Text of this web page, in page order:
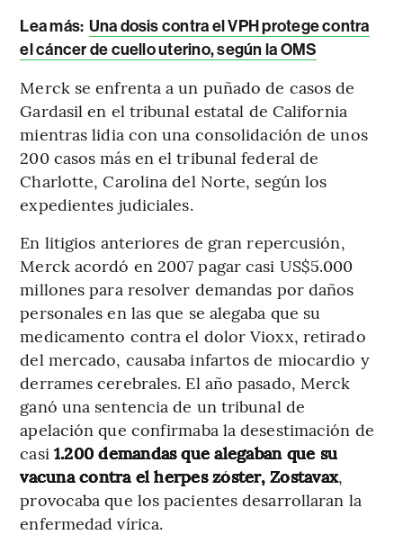
Lea más: Una dosis contra el VPH protege contra
el cáncer de cuello uterino, según la OMS
Merck se enfrenta a un puñado de casos de
Gardasil en el tribunal estatal de California
mientras lidia con una consolidación de unos
200 casos más en el tribunal federal de
Charlotte, Carolina del Norte, según los
expedientes judiciales.
En litigios anteriores de gran repercusión,
Merck acordó en 2007 pagar casi US$5.000
millones para resolver demandas por daños
personales en las que se alegaba que su
medicamento contra el dolor Vioxx, retirado
del mercado, causaba infartos de miocardio y
derrames cerebrales. El año pasado, Merck
ganó una sentencia de un tribunal de
apelación que confirmaba la desestimación de
casi 1.200 demandas que alegaban que su
vacuna contra el herpes zóster, Zostavax,
provocaba que los pacientes desarrollaran la
enfermedad vírica.